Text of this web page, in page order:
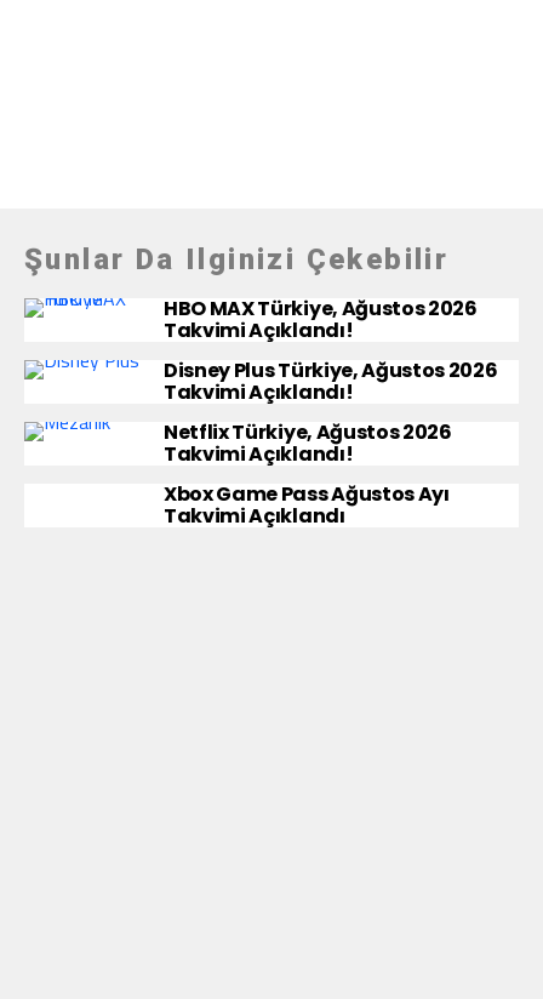
Şunlar Da Ilginizi Çekebilir
HBO MAX Türkiye, Ağustos 2026
Takvimi Açıklandı!
Disney Plus Türkiye, Ağustos 2026
Takvimi Açıklandı!
Netflix Türkiye, Ağustos 2026
Takvimi Açıklandı!
Xbox Game Pass Ağustos Ayı
Takvimi Açıklandı